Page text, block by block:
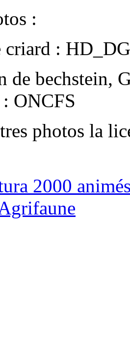
:
criard :
de bechstein,
ONCFS
photos la
2000